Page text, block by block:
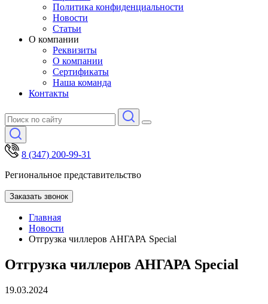
Политика конфиденциальности
Новости
Статьи
О компании
Реквизиты
О компании
Сертификаты
Наша команда
Контакты
8 (347) 200-99-31
Региональное представительство
Заказать звонок
Главная
Новости
Отгрузка чиллеров АНГАРА Special
Отгрузка чиллеров АНГАРА Special
19.03.2024